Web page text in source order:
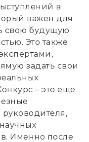
в
важен для
свою будущую
Это также
задать свои
– это еще
руководителя,
Именно после